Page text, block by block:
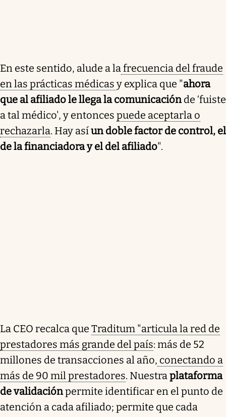
En este sentido, alude a lafrecuencia del fraude
en las prácticas médicas y explica que "ahora
que al afiliado le llega la comunicaciónde ‘fuiste
a tal médico', y entonces puede aceptarla o
rechazarla. Hay asíun doble factor de control, el
de la financiadora y el del afiliado".
La CEO recalca que Traditum "articula la red de
prestadores más grande del país: más de 52
millones de transacciones al año, conectando a
más de 90 mil prestadores. Nuestraplataforma
de validaciónpermite identificar en el punto de
atención a cada afiliado; permite que cada